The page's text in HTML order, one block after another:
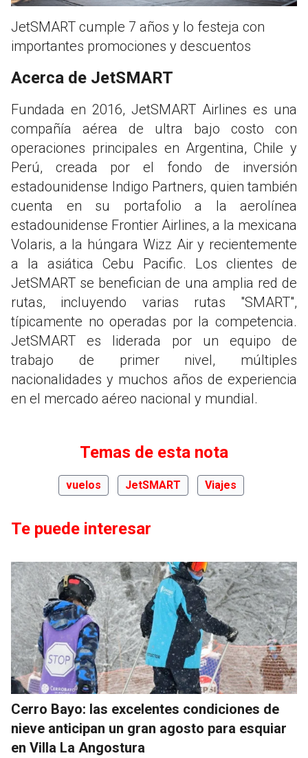
JetSMART cumple 7 años y lo festeja con
importantes promociones y descuentos
Acerca de JetSMART
Fundada en 2016, JetSMART Airlines es una
compañía aérea de ultra bajo costo con
operaciones principales en Argentina, Chile y
Perú, creada por el fondo de inversión
estadounidense Indigo Partners, quien también
cuenta en su portafolio a la aerolínea
estadounidense Frontier Airlines, a la mexicana
Volaris, a la húngara Wizz Air y recientemente
a la asiática Cebu Pacific. Los clientes de
JetSMART se benefician de una amplia red de
rutas, incluyendo varias rutas "SMART",
típicamente no operadas por la competencia.
JetSMART es liderada por un equipo de
trabajo de primer nivel, múltiples
nacionalidades y muchos años de experiencia
en el mercado aéreo nacional y mundial.
Temas de esta nota
vuelos JetSMART Viajes
Te puede interesar
Cerro Bayo: las excelentes condiciones de
nieve anticipan un gran agosto para esquiar
en Villa La Angostura